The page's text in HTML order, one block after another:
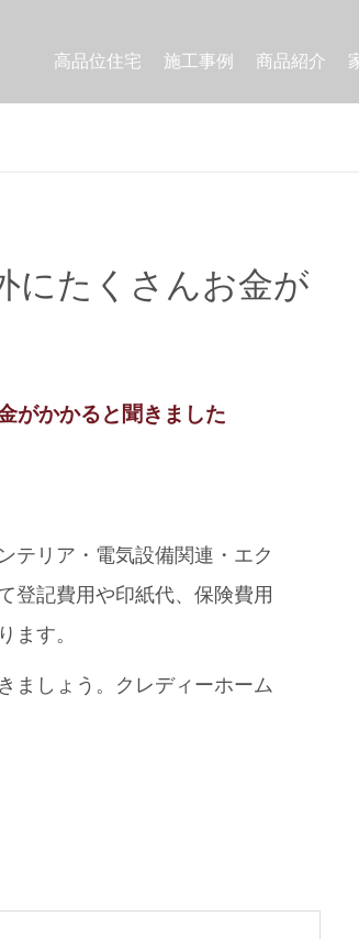
高品位住宅 施工事例 商品紹介
にたくさんお金が
がかかると聞きました
テリア・電気設備関連・エク
登記費用や印紙代、保険費用
ます。
ましょう。クレディーホーム